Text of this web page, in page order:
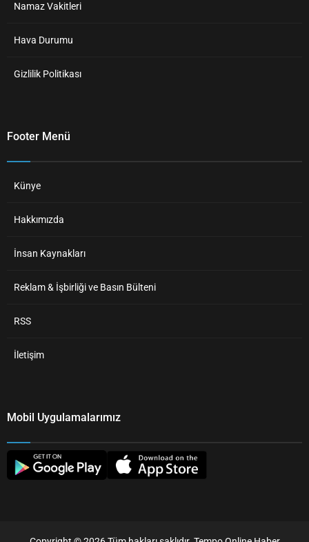
Namaz Vakitleri
Hava Durumu
Gizlilik Politikası
Footer Menü
Künye
Hakkımızda
İnsan Kaynakları
Reklam & İşbirliği ve Basın Bülteni
RSS
İletişim
Mobil Uygulamalarımız